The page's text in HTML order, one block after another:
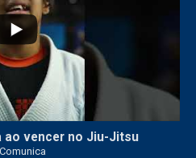
ao vencer no Jiu-Jitsu